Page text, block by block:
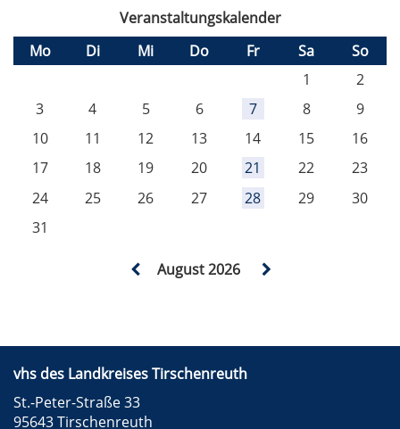
Veranstaltungskalender
Mo
Di Mi Do Fr Sa
So
1
2
3
4 5 6 7 8
9
10
11 12 13 14 15
16
17
18 19 20 21 22
23
24
25 26 27 28 29
30
31
August 2026
vhs des Landkreises Tirschenreuth
St.-Peter-Straße 33
95643 Tirschenreuth